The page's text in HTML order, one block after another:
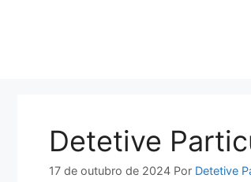
Detetive
17 de outubro de 2024 Por Detetive